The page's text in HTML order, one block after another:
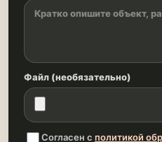
Файл (необязательно)
Согласен с политикой